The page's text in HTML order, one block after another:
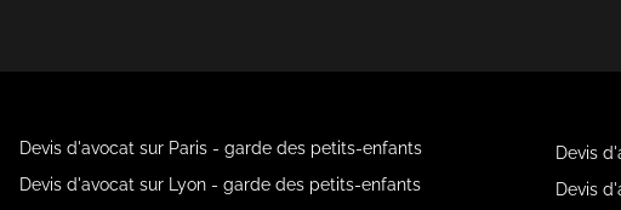
Devis d'avocat sur Paris - garde des petits-enfants
Devis d'avocat sur Lyon - garde des petits-enfants
Devis
Devis